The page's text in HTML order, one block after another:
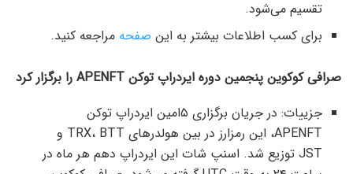
تقسیم می‌شود.
برای کسب اطلاعات بیشتر به این صفحه مراجعه کنید.
صرافی کوکوین پنجمین دوره ایردراپ توکن APENFT را برگزار کرد
جزییات: در جریان برگزاری ۵امین ایردراپ توکن
APENFT، این رمزارز در بین هولدرهای TRX، BTT و
JST توزیع شد. اسنپ شات این ایردراپ دهم هر ماه در